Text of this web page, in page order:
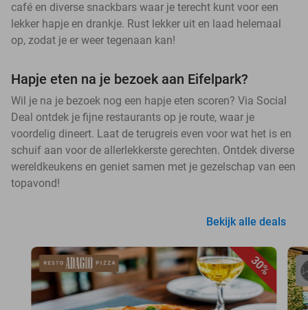
café en diverse snackbars waar je terecht kunt voor een
lekker hapje en drankje. Rust lekker uit en laad helemaal
op, zodat je er weer tegenaan kan!
Hapje eten na je bezoek aan Eifelpark?
Wil je na je bezoek nog een hapje eten scoren? Via Social
Deal ontdek je fijne restaurants op je route, waar je
voordelig dineert. Laat de terugreis even voor wat het is en
schuif aan voor de allerlekkerste gerechten. Ontdek diverse
wereldkeukens en geniet samen met je gezelschap van een
topavond!
Bekijk alle deals
30%